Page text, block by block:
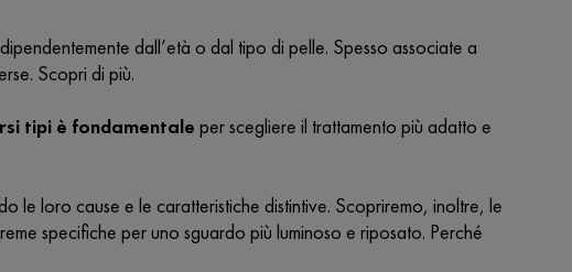
dall’età o dal tipo di pelle. Spesso associate a
Scopri di più.
tipi è fondamentale per scegliere il trattamento più adatto e
le loro cause e le caratteristiche distintive. Scopriremo, inoltre, le
specifiche per uno sguardo più luminoso e riposato. Perché